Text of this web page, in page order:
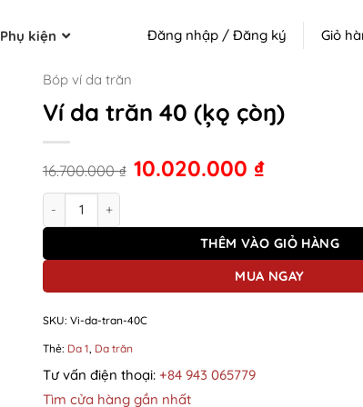
Phụ kiện Đăng nhập / Đăng ký Giỏ
Bóp ví da trăn
Ví da trăn 40 (ķǫ çòŋ)
16.700.000₫ 10.020.000 ₫
Ví da trăn 40 (ķǫ çòŋ) số lượng
THÊM VÀO GIỎ HÀNG
MUA NGAY
SKU: Vi-da-tran-40C
Thẻ: Da 1, Da trăn
Tư vấn điện thoại: +84 943 065779
Tìm cửa hàng gần nhất